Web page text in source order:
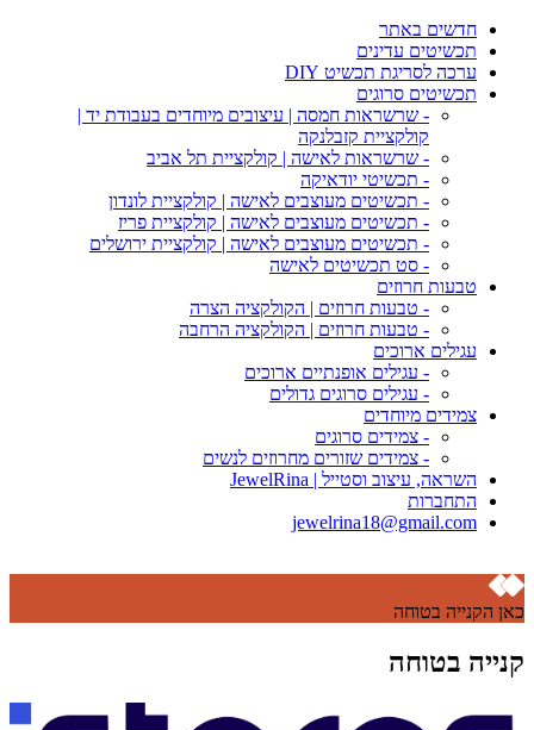
חדשים באתר
תכשיטים עדינים
ערכה לסריגת תכשיט DIY
תכשיטים סרוגים
- שרשראות חמסה | עיצובים מיוחדים בעבודת יד |
קולקציית קזבלנקה
- שרשראות לאישה | קולקציית תל אביב
- תכשיטי יודאיקה
- תכשיטים מעוצבים לאישה | קולקציית לונדון
- תכשיטים מעוצבים לאישה | קולקציית פריז
- תכשיטים מעוצבים לאישה | קולקציית ירושלים
- סט תכשיטים לאישה
טבעות חרוזים
- טבעות חרוזים | הקולקציה הצרה
- טבעות חרוזים | הקולקציה הרחבה
עגילים ארוכים
- עגילים אופנתיים ארוכים
- עגילים סרוגים גדולים
צמידים מיוחדים
- צמידים סרוגים
- צמידים שזורים מחרוזים לנשים
השראה, עיצוב וסטייל | JewelRina
התחברות
jewelrina18@gmail.com
כאן הקנייה בטוחה
קנייה בטוחה